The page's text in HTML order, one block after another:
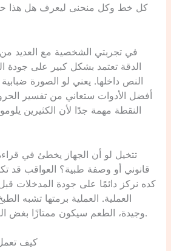
في تجربتي الشخصية مع العديد
الدقة تعتمد بشكل كبير على جودة
النص داخلها. يعني لو الصورة
أفضل الأدوات ستعاني من تفسير
النقطة مهمة جدًا لأن الكثيرين
تتخيل لو أن الجهاز يخطئ في
قانوني أو وصفة طبية؟ العواقب قد
كده نركز دائمًا على جودة المدخلات
العملية. العملية برمتها تشبه
وجيدة، الطعم سيكون ممتازًا بغض النظر عن مهارة الطباخ.
كيف تعمل